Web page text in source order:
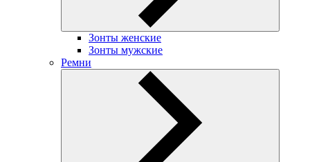
Зонты женские
Зонты мужские
Ремни